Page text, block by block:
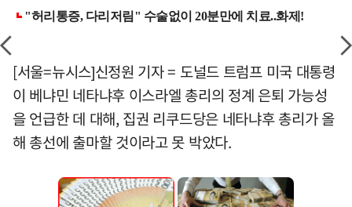
[서울=뉴시스]신정원 기자 = 도널드 트럼프 미국 대통령
이 베냐민 네타냐후 이스라엘 총리의 정계 은퇴 가능성
을 언급한 데 대해, 집권 리쿠드당은 네타냐후 총리가 올
해 총선에 출마할 것이라고 못 박았다.